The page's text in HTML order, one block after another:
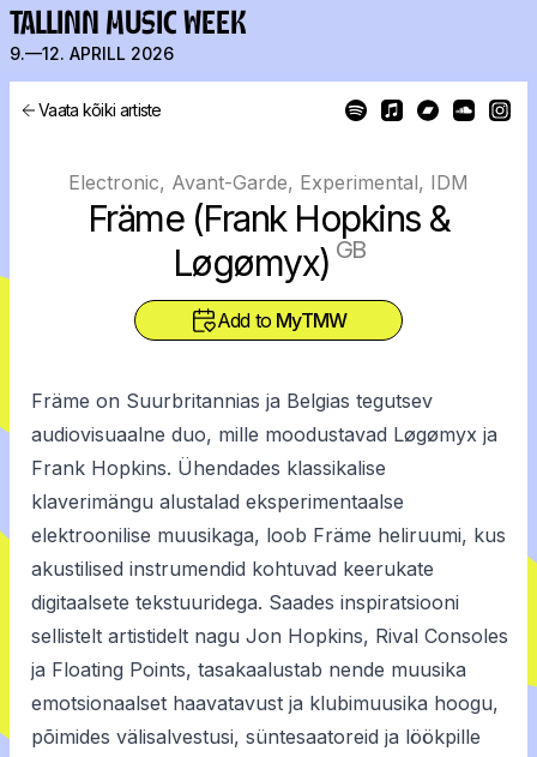
TALLINN MUSIC WEEK
9.—12. APRILL 2026
Vaata kõiki artiste
Electronic, Avant-Garde, Experimental, IDM
Främe (Frank Hopkins &
Løgømyx) GB
Add to MyTMW
Främe on Suurbritannias ja Belgias tegutsev
audiovisuaalne duo, mille moodustavad Løgømyx ja
Frank Hopkins. Ühendades klassikalise
klaverimängu alustalad eksperimentaalse
elektroonilise muusikaga, loob Främe heliruumi, kus
akustilised instrumendid kohtuvad keerukate
digitaalsete tekstuuridega. Saades inspiratsiooni
sellistelt artistidelt nagu Jon Hopkins, Rival Consoles
ja Floating Points, tasakaalustab nende muusika
emotsionaalset haavatavust ja klubimuusika hoogu,
põimides välisalvestusi, süntesaatoreid ja löökpille